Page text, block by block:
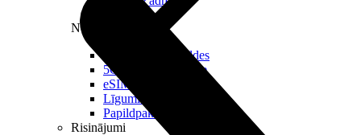
Noderīgi
Jautājumi un atbildes
5G pārklājuma karte
eSIM tehnoloģija
Līgumi un noteikumi
Papildpakalpojumi
Risinājumi